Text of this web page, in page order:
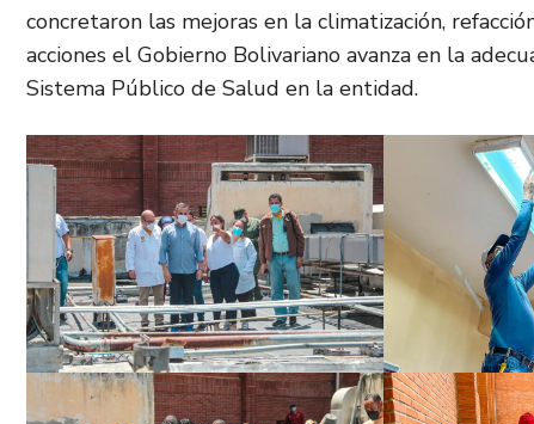
concretaron las mejoras en la climatización,
acciones el Gobierno Bolivariano avanza en la
Sistema Público de Salud en la entidad.